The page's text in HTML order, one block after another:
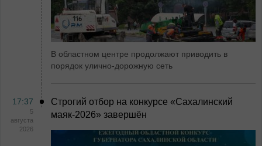
В областном центре продолжают приводить в
порядок улично-дорожную сеть
17:37
5
августа
2026
Строгий отбор на конкурсе «Сахалинский
маяк‑2026» завершён